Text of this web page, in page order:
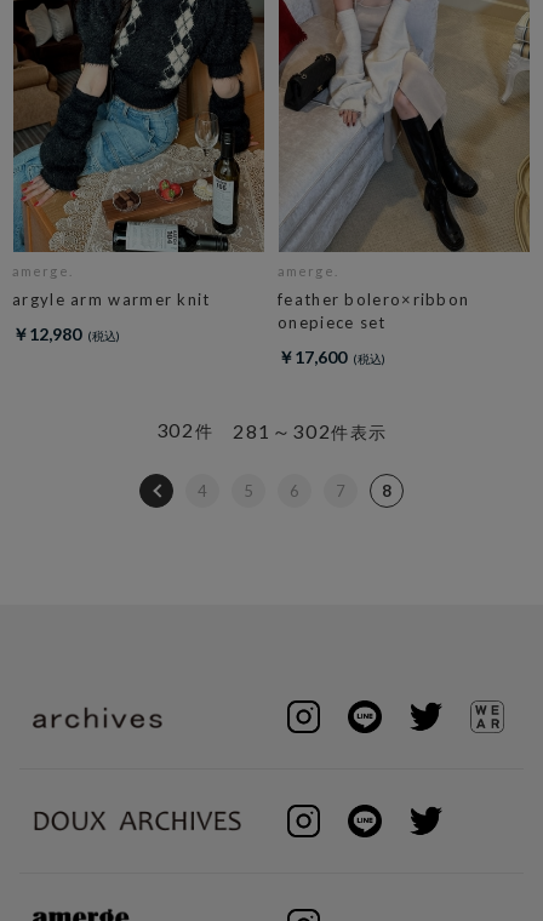
amerge.
argyle arm warmer knit
￥12,980
amerge.
feather bolero×ribbon
onepiece set
￥17,600
281～302件表示
302件
4 5 6 7 8